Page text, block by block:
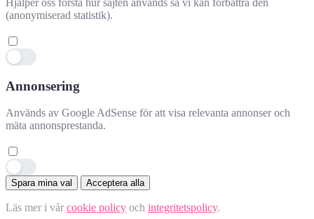
(anonymiserad statistik).
Annonsering
Används av Google AdSense för att visa relevanta annonser och
mäta annonsprestanda.
Spara mina val Acceptera alla
Läs mer i vår cookie policy och integritetspolicy.